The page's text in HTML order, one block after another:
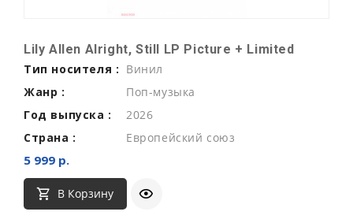
Lily Allen Alright, Still LP Picture + Limited
Тип носителя : Винил
Жанр :
Поп-музыка
Год выпуска :
2026
Страна :
Европейский союз
5 999 р.
В Корзину